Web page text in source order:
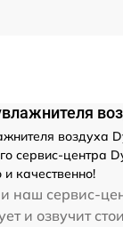
воздуха
сервис-центра
качественно!
наш сервис-
и озвучит